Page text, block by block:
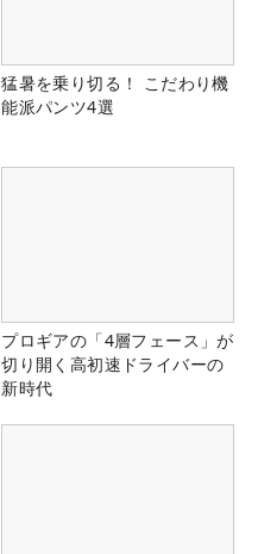
猛暑を乗り切る！ こだわり機
能派パンツ4選
プロギアの「4層フェース」が
切り開く高初速ドライバーの
新時代